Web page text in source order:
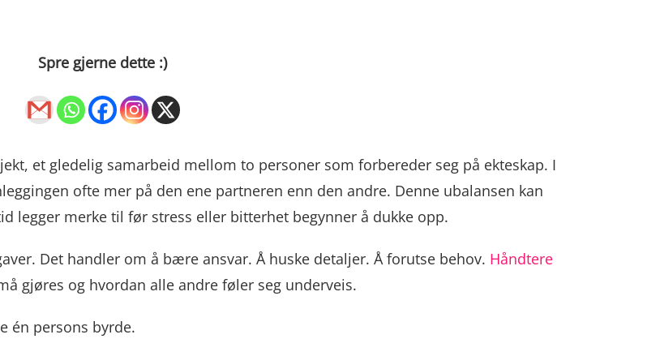
Spre gjerne dette :)
et gledelig samarbeid mellom to personer som forbereder seg på ekteskap. I
ofte mer på den ene partneren enn den andre. Denne ubalansen kan
legger merke til før stress eller bitterhet begynner å dukke opp.
Det handler om å bære ansvar. Å huske detaljer. Å forutse behov. Håndtere
gjøres og hvordan alle andre føler seg underveis.
én persons byrde.